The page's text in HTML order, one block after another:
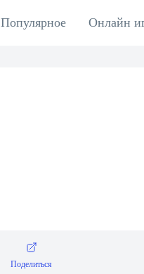
Популярное Онлайн
Поделиться